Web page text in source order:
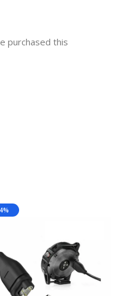
purchased this